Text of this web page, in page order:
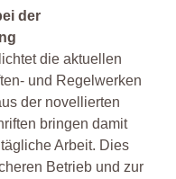
der
die aktuellen
und Regelwerken
der novellierten
bringen damit
Arbeit. Dies
Betrieb und zur